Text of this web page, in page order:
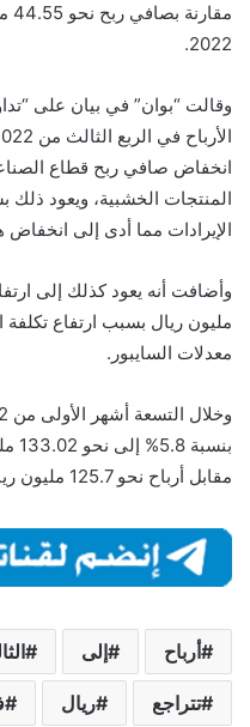
2022.
وقالت “بوان” في بيان على
انخفاض صافي ربح قطاع
المنتجات الخشبية، ويعود ذلك
الإيرادات مما أدى إلى
مليون ريال بسبب ارتفاع تكلفة
معدلات السايبور.
مقابل أرباح نحو 125.7 مليون ريال في الفترة المماثلة من 2021.
أرباح إلى
تتراجع ريال